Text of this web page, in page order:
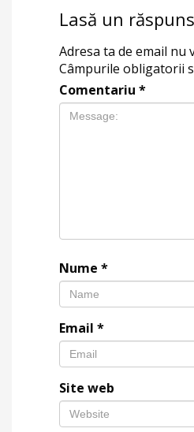
Lasă un răspuns
Adresa ta de email nu
Câmpurile obligatorii
Comentariu *
Nume *
Email *
Site web